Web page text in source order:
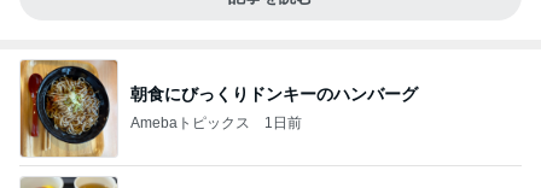
朝食にびっくりドンキーのハンバーグ
Amebaトピックス 1日前